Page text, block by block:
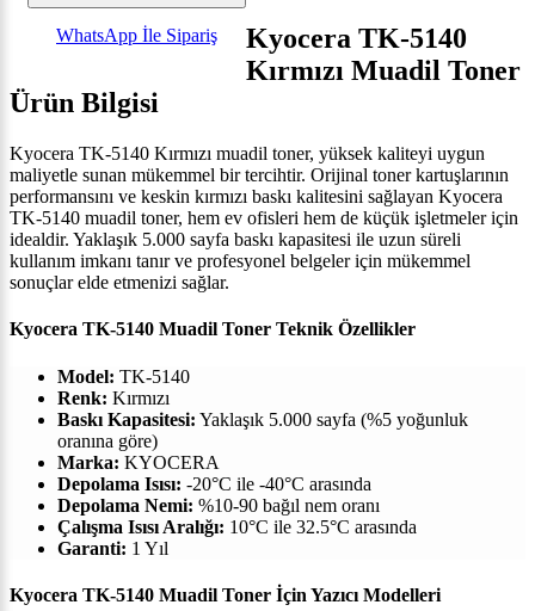
WhatsApp İle Sipariş
Kyocera TK-5140
Kırmızı Muadil Toner
Ürün Bilgisi
Kyocera TK-5140 Kırmızı muadil toner, yüksek kaliteyi uygun
maliyetle sunan mükemmel bir tercihtir. Orijinal toner kartuşlarının
performansını ve keskin kırmızı baskı kalitesini sağlayan Kyocera
TK-5140 muadil toner, hem ev ofisleri hem de küçük işletmeler için
idealdir. Yaklaşık 5.000 sayfa baskı kapasitesi ile uzun süreli
kullanım imkanı tanır ve profesyonel belgeler için mükemmel
sonuçlar elde etmenizi sağlar.
Kyocera TK-5140 Muadil Toner Teknik Özellikler
Model: TK-5140
Renk: Kırmızı
Baskı Kapasitesi: Yaklaşık 5.000 sayfa (%5 yoğunluk
oranına göre)
Marka: KYOCERA
Depolama Isısı: -20°C ile -40°C arasında
Depolama Nemi: %10-90 bağıl nem oranı
Çalışma Isısı Aralığı: 10°C ile 32.5°C arasında
Garanti: 1 Yıl
Kyocera TK-5140 Muadil Toner İçin Yazıcı Modelleri